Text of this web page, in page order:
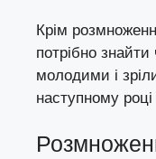
Крім
потрібно
молодими і
наступному